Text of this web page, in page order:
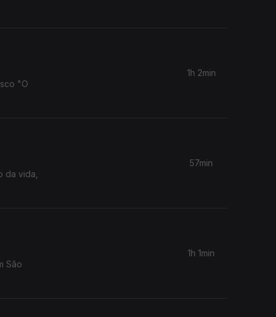
"O
1h 2min
da vida,
57min
São
1h 1min